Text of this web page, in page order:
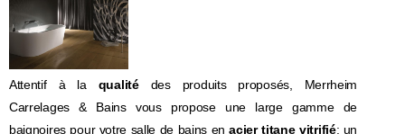
Attentif à la qualitédes produits proposés, Merrheim
Carrelages & Bains vous propose une large gamme de
baignoires pour votre salle de bains en acier titane vitrifié: un